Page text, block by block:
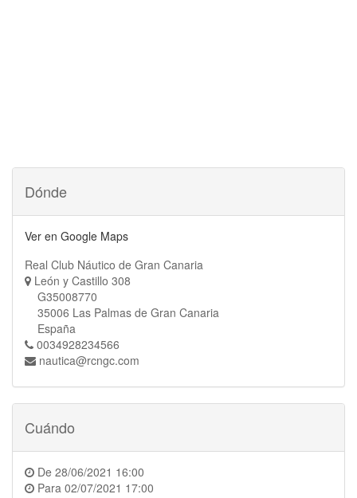
Dónde
Ver en Google Maps
Real Club Náutico de Gran Canaria
León y Castillo 308
G35008770
35006 Las Palmas de Gran Canaria
España
0034928234566
nautica@rcngc.com
Cuándo
De 28/06/2021 16:00
Para 02/07/2021 17:00